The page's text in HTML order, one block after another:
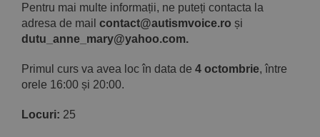
Pentru mai multe informații, ne puteți contacta la
adresa de mail contact@autismvoice.ro și
dutu_anne_mary@yahoo.com.
Primul curs va avea loc în data de 4 octombrie, între
orele 16:00 și 20:00.
Locuri: 25